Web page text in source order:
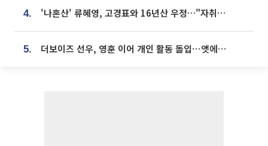
4. '나혼산' 류혜영, 고경표와 16년산 우정…"자취방서 부모님과 마주쳐"
5. 더보이즈 선우, 영훈 이어 개인 활동 돌입⋯앳에어리어와 전속계약